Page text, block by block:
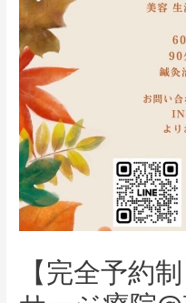
【完全予約